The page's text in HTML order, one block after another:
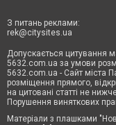
З питань реклами:
rek@citysites.ua
Допускається цитування
5632.com.ua за умови
5632.com.ua - Сайт міста
розміщення прямого,
на цитовані статті не
Порушення виняткових
Матеріали з плашками